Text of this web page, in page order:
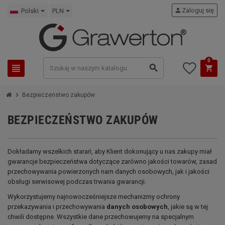
Polski PLN
view_headline search
person Zaloguj się
shopping_cart
0
chevron_right Bezpieczeństwo zakupów
BEZPIECZEŃSTWO ZAKUPÓW
Dokładamy wszelkich starań, aby Klient dokonujący u nas zakupy miał
gwarancje bezpieczeństwa dotyczące zarówno jakości towarów, zasad
przechowywania powierzonych nam danych osobowych, jak i jakości
obsługi serwisowej podczas trwania gwarancji.
Wykorzystujemy najnowocześniejsze mechanizmy ochrony
przekazywania i przechowywania danych osobowych, jakie są w tej
chwili dostępne. Wszystkie dane przechowujemy na specjalnym